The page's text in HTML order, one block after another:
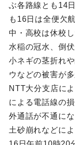
ぶ各路線とも14
も16日は全便欠
中・高校は休校し
水稲の冠水、倒
小ネギの茎折れ
ウなどの被害が
NTT大分支店に
による電話線の
外通話が不通に
土砂崩れなどに